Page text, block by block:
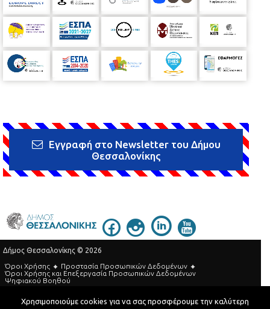
Εγγραφή στο Newsletter του Δήμου
Θεσσαλονίκης
Δήμος Θεσσαλονίκης © 2026
Όροι Χρήσης
Προστασία Προσωπικών Δεδομένων
Όροι Xρήσης και Eπεξεργασία Προσωπικών Δεδομένων
Ψηφιακού Βοηθού
Τηλεφωνικός Κατάλογος
Χρησιμοποιούμε cookies για να σας προσφέρουμε την καλύτερη